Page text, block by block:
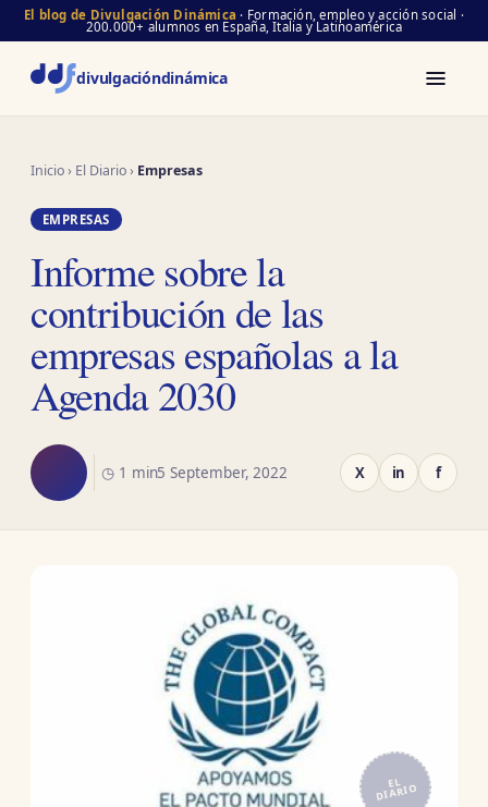
El blog de Divulgación Dinámica · Formación, empleo y acción social ·
200.000+ alumnos en España, Italia y Latinoamérica
divulgacióndinámica
Inicio› El Diario› Empresas
EMPRESAS
Informe sobre la
contribución de las
empresas españolas a la
Agenda 2030
◷ 1 min5 September, 2022 X in f
EL
DIARIO